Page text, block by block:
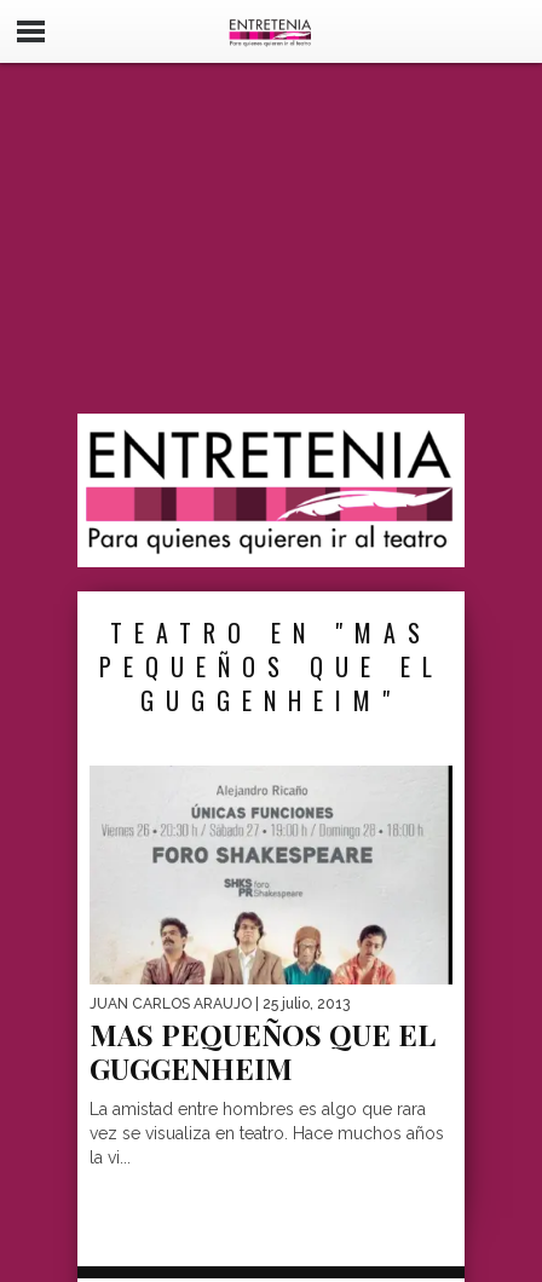
TEATRO EN "MAS
PEQUEÑOS QUE EL
GUGGENHEIM"
JUAN CARLOS ARAUJO | 25 julio, 2013
MAS PEQUEÑOS QUE EL
GUGGENHEIM
La amistad entre hombres es algo que rara
vez se visualiza en teatro. Hace muchos años
la vi...